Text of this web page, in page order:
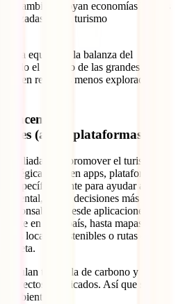
también apoyan economías locales
por el turismo
a equilibrar la balanza del
el turismo de las grandes
en regiones menos exploradas
incentivar
(apps, plataformas)
aliada para promover el turismo
Existen apps, plataformas y
específicamente para ayudar a los
tomar decisiones más
Desde aplicaciones que
en cada país, hasta mapas
locales sostenibles o rutas eco-
tu huella de carbono y te dan
certificados. Así que sí, usa
ambiente.